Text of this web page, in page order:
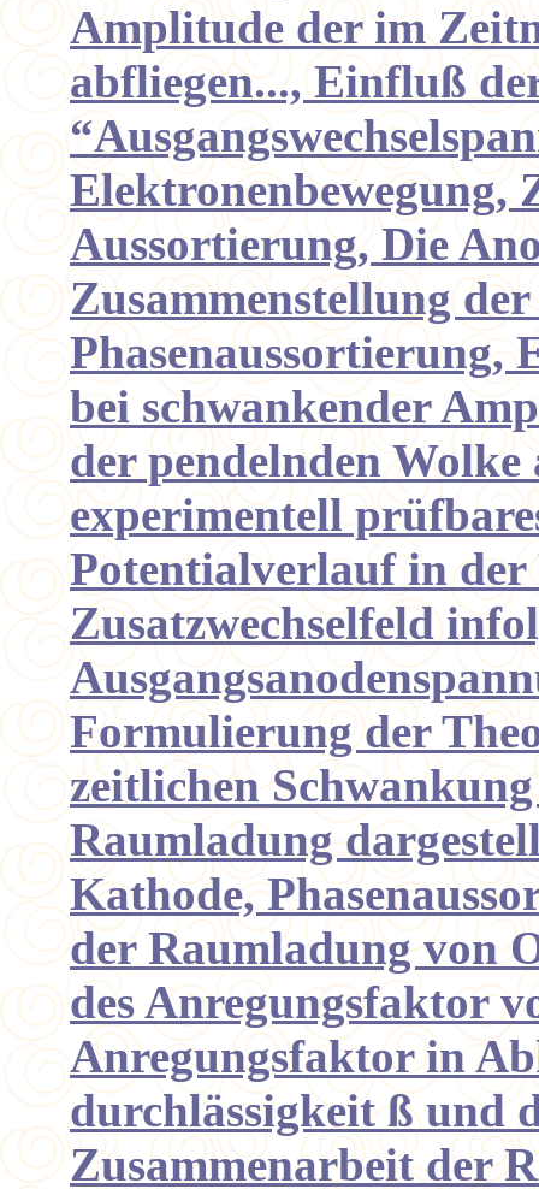
Amplitude der im
abfliegen..., Einfluß
Elektronenbewegung,
Aussortierung, Die
Zusammenstellung
Phasenaussortierung,
bei schwankender
der pendelnden Wolke
experimentell
Potentialverlauf in der
Zusatzwechselfeld
Formulierung der
zeitlichen
Raumladung
Kathode,
der Raumladung von
des Anregungsfaktor
Anregungsfaktor in
durchlässigkeit ß und
Zusammenarbeit der